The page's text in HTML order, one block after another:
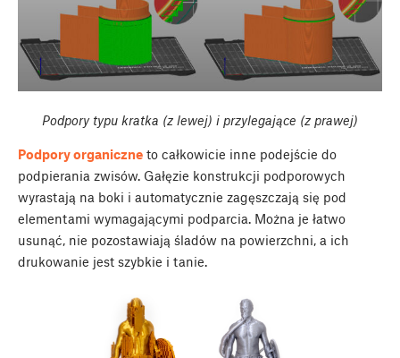
Podpory typu kratka (z lewej) i przylegające (z prawej)
Podpory organiczne to całkowicie inne podejście do
podpierania zwisów. Gałęzie konstrukcji podporowych
wyrastają na boki i automatycznie zagęszczają się pod
elementami wymagającymi podparcia. Można je łatwo
usunąć, nie pozostawiają śladów na powierzchni, a ich
drukowanie jest szybkie i tanie.